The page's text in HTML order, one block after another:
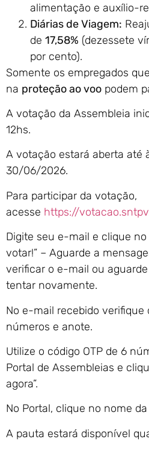
alimentação e auxílio-
Diárias de Viagem:
de 17,58% (dezessete
por cento).
Somente os empregados
na proteção ao voo podem
A votação da Assembleia
12hs.
A votação estará aberta até
30/06/2026.
Para participar da votação,
acesse https://
Digite seu e-mail e clique no
votar!” – Aguarde a
verificar o e-mail ou
tentar novamente.
No e-mail recebido verifique
números e anote.
Utilize o código OTP de 6
Portal de Assembleias e
agora”.
No Portal, clique no nome
A pauta estará disponível